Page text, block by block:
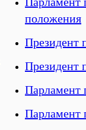
положения
Президент
Президент
Парламент
Парламент